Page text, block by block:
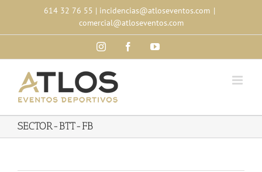
content
614 32 76 55 | incidencias@atloseventos.com |
comercial@atloseventos.com
InstagramFacebookYouTube
SECTOR-BTT-FB